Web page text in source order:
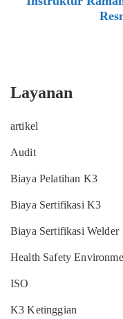
Layanan
artikel
Audit
Biaya Pelatihan K3
Biaya Sertifikasi K3
Biaya Sertifikasi Welder
Health Safety
ISO
K3 Ketinggian